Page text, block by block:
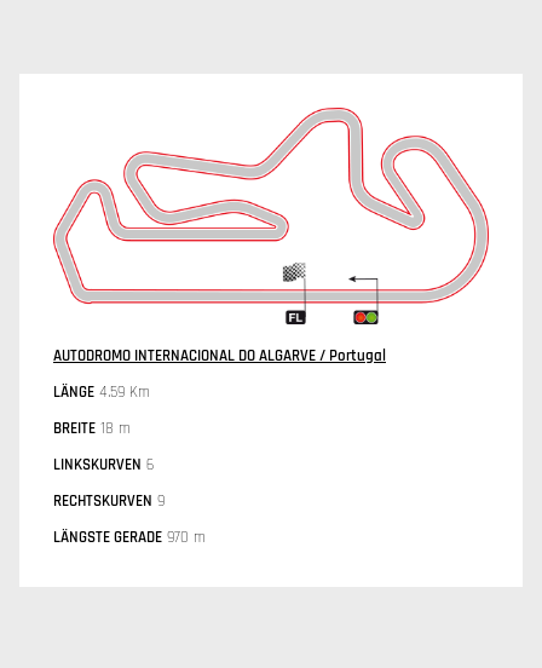
AUTODROMO INTERNACIONAL DO ALGARVE / Portugal
LÄNGE 4.59 Km
BREITE 18 m
LINKSKURVEN 6
RECHTSKURVEN 9
LÄNGSTE GERADE 970 m